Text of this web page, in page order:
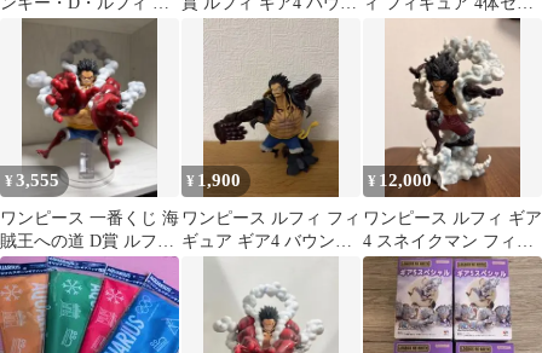
ドマン フィギュア
¥3,555
ワンピース 一番くじ 海
賊王への道 D賞 ルフィ
ギア4 バウンドマン
¥ 1,900
ワンピース ルフィ フィ
ギュア ギア4 バウンド
マン 造形王頂上決
戦 箱無し
¥ 12,000
ワンピース ルフィ ギア
4 スネイクマン フィギ
ュア